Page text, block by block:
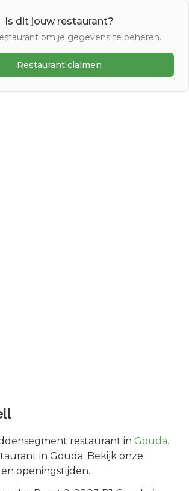
Is dit jouw restaurant?
om je gegevens te beheren.
Restaurant claimen
restaurant in Gouda.
in Gouda. Bekijk onze
openingstijden.